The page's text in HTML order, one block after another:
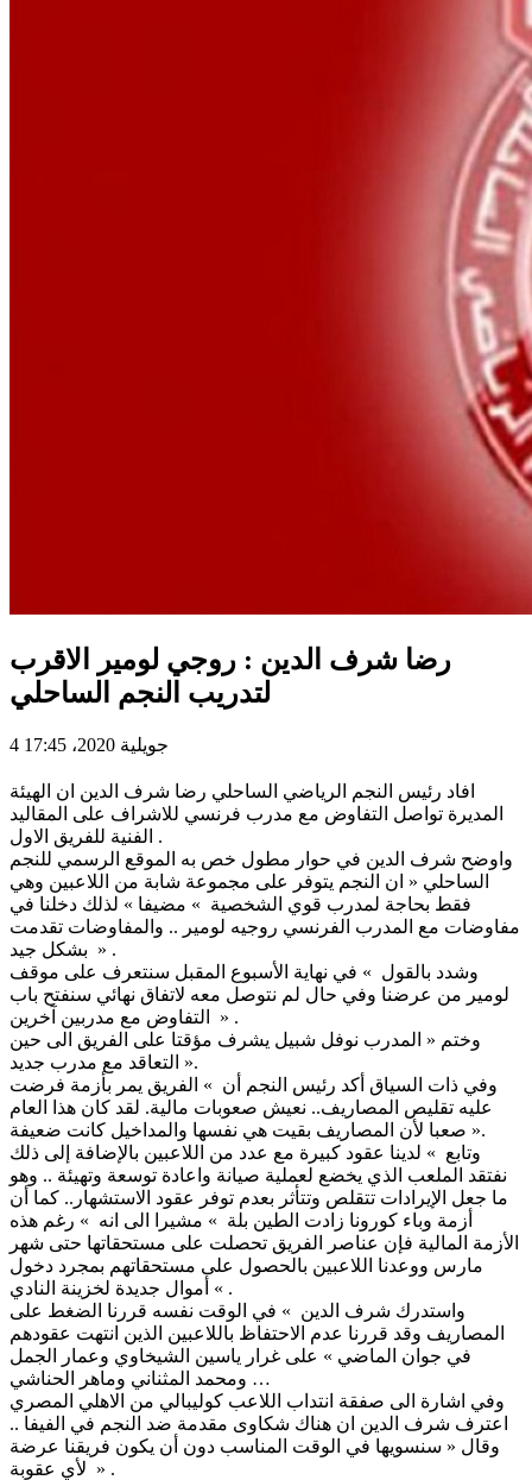
رضا شرف الدين : روجي لومير الاقرب
لتدريب النجم الساحلي
4 جويلية 2020، 17:45
افاد رئيس النجم الرياضي الساحلي رضا شرف الدين ان الهيئة
المديرة تواصل التفاوض مع مدرب فرنسي للاشراف على المقاليد
الفنية للفريق الاول .
واوضح شرف الدين في حوار مطول خص به الموقع الرسمي للنجم
الساحلي « ان النجم يتوفر على مجموعة شابة من اللاعبين وهي
فقط بحاجة لمدرب قوي الشخصية » مضيفا » لذلك دخلنا في
مفاوضات مع المدرب الفرنسي روجيه لومير .. والمفاوضات تقدمت
بشكل جيد » .
وشدد بالقول » في نهاية الأسبوع المقبل سنتعرف على موقف
لومير من عرضنا وفي حال لم نتوصل معه لاتفاق نهائي سنفتح باب
التفاوض مع مدربين آخرين » .
وختم « المدرب نوفل شبيل يشرف مؤقتا على الفريق الى حين
التعاقد مع مدرب جديد ».
وفي ذات السياق أكد رئيس النجم أن » الفريق يمر بأزمة فرضت
عليه تقليص المصاريف.. نعيش صعوبات مالية. لقد كان هذا العام
صعبا لأن المصاريف بقيت هي نفسها والمداخيل كانت ضعيفة ».
وتابع » لدينا عقود كبيرة مع عدد من اللاعبين بالإضافة إلى ذلك
نفتقد الملعب الذي يخضع لعملية صيانة واعادة توسعة وتهيئة .. وهو
ما جعل الإيرادات تتقلص وتتأثر بعدم توفر عقود الاستشهار.. كما أن
أزمة وباء كورونا زادت الطين بلة » مشيرا الى انه » رغم هذه
الأزمة المالية فإن عناصر الفريق تحصلت على مستحقاتها حتى شهر
مارس ووعدنا اللاعبين بالحصول على مستحقاتهم بمجرد دخول
أموال جديدة لخزينة النادي « .
واستدرك شرف الدين » في الوقت نفسه قررنا الضغط على
المصاريف وقد قررنا عدم الاحتفاظ باللاعبين الذين انتهت عقودهم
في جوان الماضي » على غرار ياسين الشيخاوي وعمار الجمل
ومحمد المثناني وماهر الحناشي …
وفي اشارة الى صفقة انتداب اللاعب كوليبالي من الاهلي المصري
اعترف شرف الدين ان هناك شكاوى مقدمة ضد النجم في الفيفا ..
وقال « سنسويها في الوقت المناسب دون أن يكون فريقنا عرضة
لأي عقوبة » .